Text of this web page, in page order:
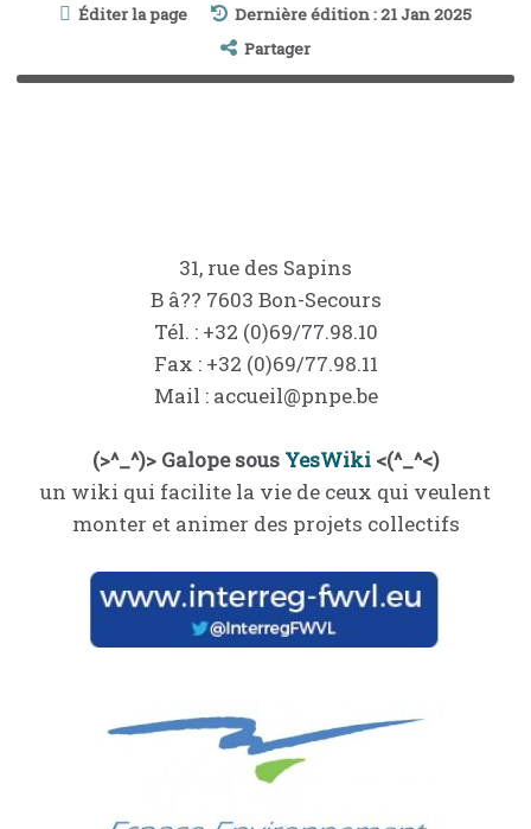
Éditer la page
Dernière édition : 21 Jan 2025
Partager
31, rue des Sapins
B â?? 7603 Bon-Secours
Tél. : +32 (0)69/77.98.10
Fax : +32 (0)69/77.98.11
Mail : accueil@pnpe.be
(>^_^)> Galope sous YesWiki<(^_^<)
un wiki qui facilite la vie de ceux qui veulent
monter et animer des projets collectifs